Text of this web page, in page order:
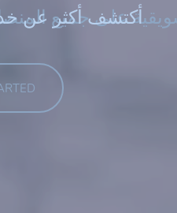
.أكتشف أكثر عن